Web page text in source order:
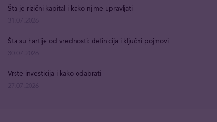
Šta je rizični kapital i kako njime upravljati
Šta su hartije od vrednosti: definicija i ključni pojmovi
Vrste investicija i kako odabrati